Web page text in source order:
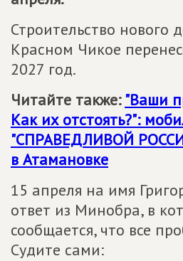
Строительство нового
Красном Чикое
2027 год.
Читайте также: "Ваши
Как их отстоять?":
"СПРАВЕДЛИВОЙ
в Атамановке
15 апреля на имя
ответ из Минобра, в
сообщается, что все
Судите сами: